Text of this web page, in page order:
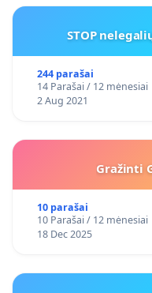
STOP
244 parašai
14 Parašai / 12 mėnesiai
2 Aug 2021
Gražinti
10 parašai
10 Parašai / 12 mėnesiai
18 Dec 2025